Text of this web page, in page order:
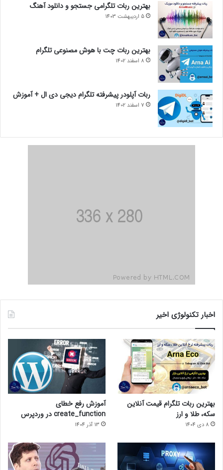
بهترین ربات تلگرامی جستجو و دانلود آهنگ
5 اردیبهشت 1403
بهترین ربات چت با هوش مصنوعی تلگرام
8 اسفند 1402
ربات آپلودر پیشرفته تلگرام دیجی دی ال + آموزش
7 اسفند 1402
اخبار تکنولوژی اخیر
بهترین ربات تلگرام قیمت آنلاین
سکه، طلا و ارز
8 دی 1404
آموزش رفع خطای
create_function در وردپرس
13 آذر 1404